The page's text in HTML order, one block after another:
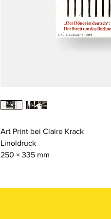
Art Print bei Claire Krack
Linoldruck
250 × 335 mm